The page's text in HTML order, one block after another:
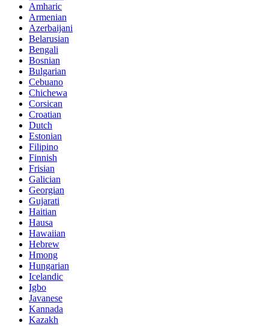
Amharic
Armenian
Azerbaijani
Belarusian
Bengali
Bosnian
Bulgarian
Cebuano
Chichewa
Corsican
Croatian
Dutch
Estonian
Filipino
Finnish
Frisian
Galician
Georgian
Gujarati
Haitian
Hausa
Hawaiian
Hebrew
Hmong
Hungarian
Icelandic
Igbo
Javanese
Kannada
Kazakh